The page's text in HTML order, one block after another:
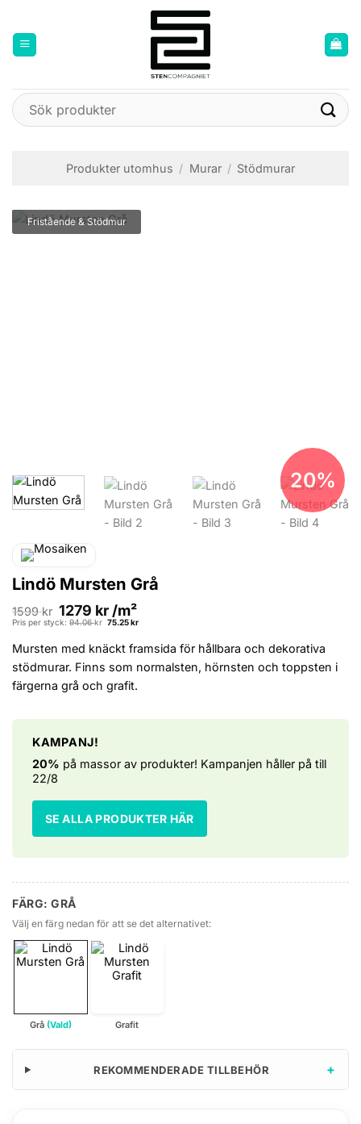
content
Sök
efter:
Produkter utomhus / Murar / Stödmurar
Fristående & Stödmur
20%
Lindö Mursten Grå
1599kr 1279 kr /m²
Pris per styck: 94.06kr Det
var:
94.06 kr.
75.25krDet
är:
75.25 kr.
Mursten med knäckt framsida för hållbara och dekorativa
stödmurar. Finns som normalsten, hörnsten och toppsten i
färgerna grå och grafit.
KAMPANJ!
20% på massor av produkter! Kampanjen håller på till
22/8
SE ALLA PRODUKTER HÄR
FÄRG: GRÅ
Välj en färg nedan för att se det alternativet:
Grå (Vald) Grafit
REKOMMENDERADE TILLBEHÖR +